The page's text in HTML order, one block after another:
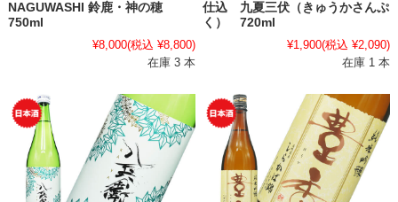
NAGUWASHI 鈴鹿・神の穂
750ml
¥8,000(税込 ¥8,800)
在庫 3 本
仕込 九夏三伏（きゅうかさんぷ
く） 720ml
¥1,900(税込 ¥2,090)
在庫 1 本